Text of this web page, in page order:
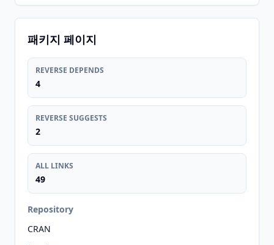
패키지 페이지
REVERSE DEPENDS
4
REVERSE SUGGESTS
2
ALL LINKS
49
Repository
CRAN